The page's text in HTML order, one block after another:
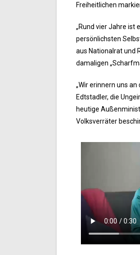
Freiheitlichen
„Rund vier Jahre ist
persönlichsten
aus Nationalrat und
damaligen
„Wir erinnern uns
Edtstadler, die
heutige
Volksverräter